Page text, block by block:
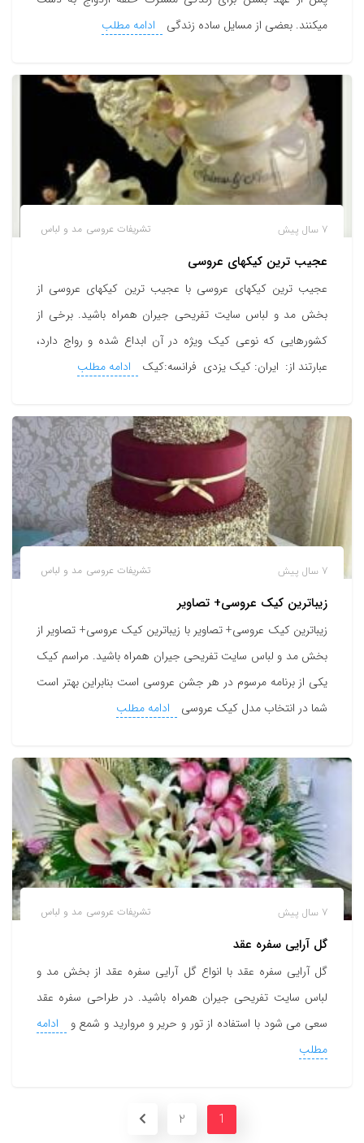
میکنند. بعضی از مسایل ساده زندگی
ادامه مطلب
تشریفات عروسی مد و لباس 7 سال پیش
عجیب ترین کیکهای عروسی
عجیب ترین کیکهای عروسی با عجیب ترین کیکهای عروسی از
بخش مد و لباس سایت تفریحی جیران همراه باشید. برخی از
کشورهایی که نوعی کیک ویژه در آن ابداع شده و رواج دارد،
عبارتند از: ایران: کیک یزدی فرانسه:کیک
ادامه مطلب
تشریفات عروسی مد و لباس 7 سال پیش
زیباترین کیک عروسی+ تصاویر
زیباترین کیک عروسی+ تصاویر با زیباترین کیک عروسی+ تصاویر از
بخش مد و لباس سایت تفریحی جیران همراه باشید. مراسم کیک
یکی از برنامه مرسوم در هر جشن عروسی است بنابراین بهتر است
شما در انتخاب مدل کیک عروسی
ادامه مطلب
تشریفات عروسی مد و لباس 7 سال پیش
گل آرایی سفره عقد
گل آرایی سفره عقد با انواع گل آرایی سفره عقد از بخش مد و
لباس سایت تفریحی جیران همراه باشید. در طراحی سفره عقد
سعی می شود با استفاده از تور و حریر و مروارید و شمع و
ادامه
مطلب
1
2